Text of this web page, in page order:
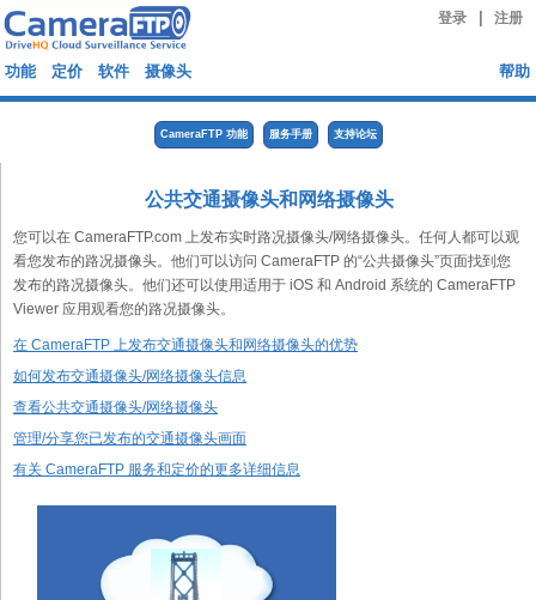
登录 注册
功能 定价 软件 摄像头 帮助
CameraFTP 功能 服务手册 支持论坛
公共交通摄像头和网络摄像头
您可以在 CameraFTP.com 上发布实时路况摄像头/网络摄像头。任何人都可以观
看您发布的路况摄像头。他们可以访问 CameraFTP 的“公共摄像头”页面找到您
发布的路况摄像头。他们还可以使用适用于 iOS 和 Android 系统的 CameraFTP
Viewer 应用观看您的路况摄像头。
在 CameraFTP 上发布交通摄像头和网络摄像头的优势
如何发布交通摄像头/网络摄像头信息
查看公共交通摄像头/网络摄像头
管理/分享您已发布的交通摄像头画面
有关 CameraFTP 服务和定价的更多详细信息